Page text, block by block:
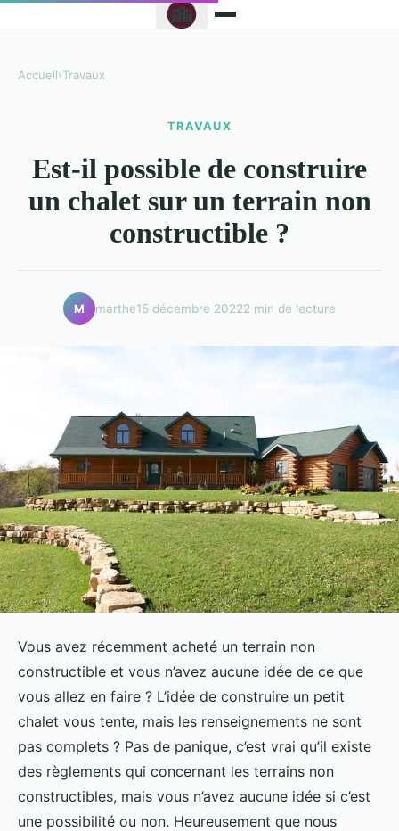
Accueil›Travaux
TRAVAUX
Est-il possible de construire
un chalet sur un terrain non
constructible ?
M marthe15 décembre 20222 min de lecture
Vous avez récemment acheté un terrain non
constructible et vous n’avez aucune idée de ce que
vous allez en faire ? L’idée de construire un petit
chalet vous tente, mais les renseignements ne sont
pas complets ? Pas de panique, c’est vrai qu’il existe
des règlements qui concernant les terrains non
constructibles, mais vous n’avez aucune idée si c’est
une possibilité ou non. Heureusement que nous